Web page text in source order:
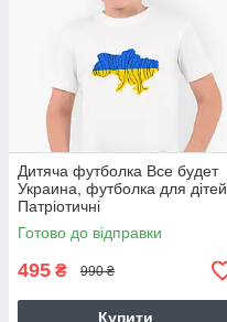
Дитяча футболка Все будет
Украина, футболка для дітей
Патріотичні
Готово до відправки
495 ₴ 990 ₴
Купити